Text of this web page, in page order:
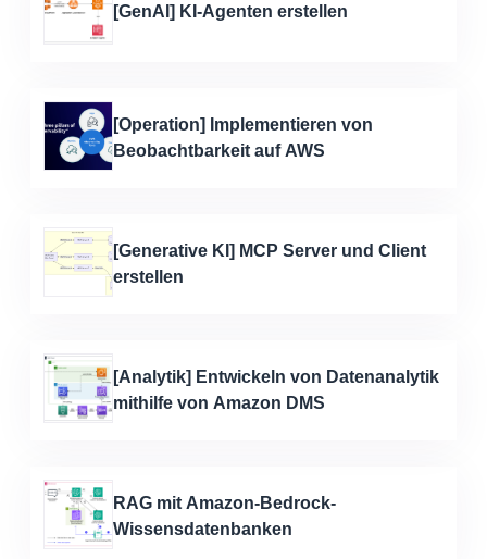
[GenAI] KI-Agenten erstellen
[Operation] Implementieren von
Beobachtbarkeit auf AWS
[Generative KI] MCP Server und Client
erstellen
[Analytik] Entwickeln von Datenanalytik
mithilfe von Amazon DMS
RAG mit Amazon-Bedrock-
Wissensdatenbanken